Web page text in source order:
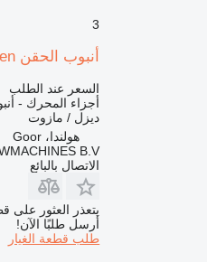
3
أنبوب الحقن Liebherr L544-9075045-Injection lines/Einspritzleitungen لـ جرافة ذات عجلات
السعر عند الطلب
أجزاء المحرك -
ديزل / مازوت
هولندا، Goor
B.V.
الاتصال بالبائع
يتعذر العثور على
أرسل طلبًا الآن!
طلب قطعة الغيار